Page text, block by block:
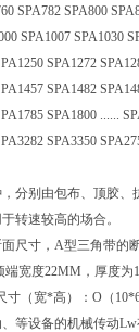
SPA782 SPA800
SPA1007 SPA1030
SPA1272
SPA1482
SPA1800 ......
SPA3350
分别由包布、顶胶
转速较高的场合。
尺寸，A型三角带的
宽度22MM，厚度
（宽*高）：O（
等设备的机械传动